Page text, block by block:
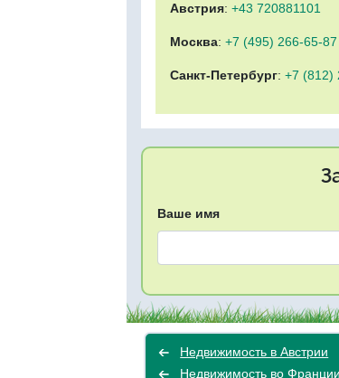
Австрия: +43 720881101
Москва: +7 (495) 266-65-87
Санкт-Петербург: +7 (812)
Ваше имя
Недвижимость в Австрии
Недвижимость во Франции